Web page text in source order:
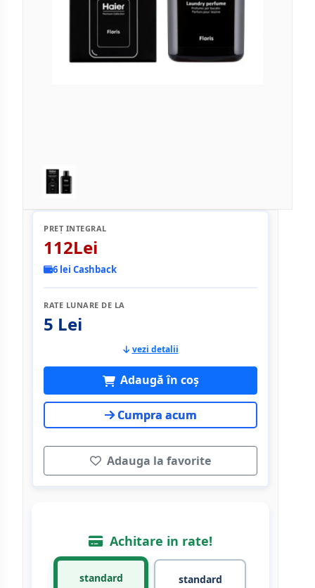
PREȚ INTEGRAL
112Lei
6 lei Cashback
RATE LUNARE DE LA
5 Lei
vezi detalii
Adaugă în coș
Cumpra acum
Adauga la favorite
Achitare in rate!
standard standard